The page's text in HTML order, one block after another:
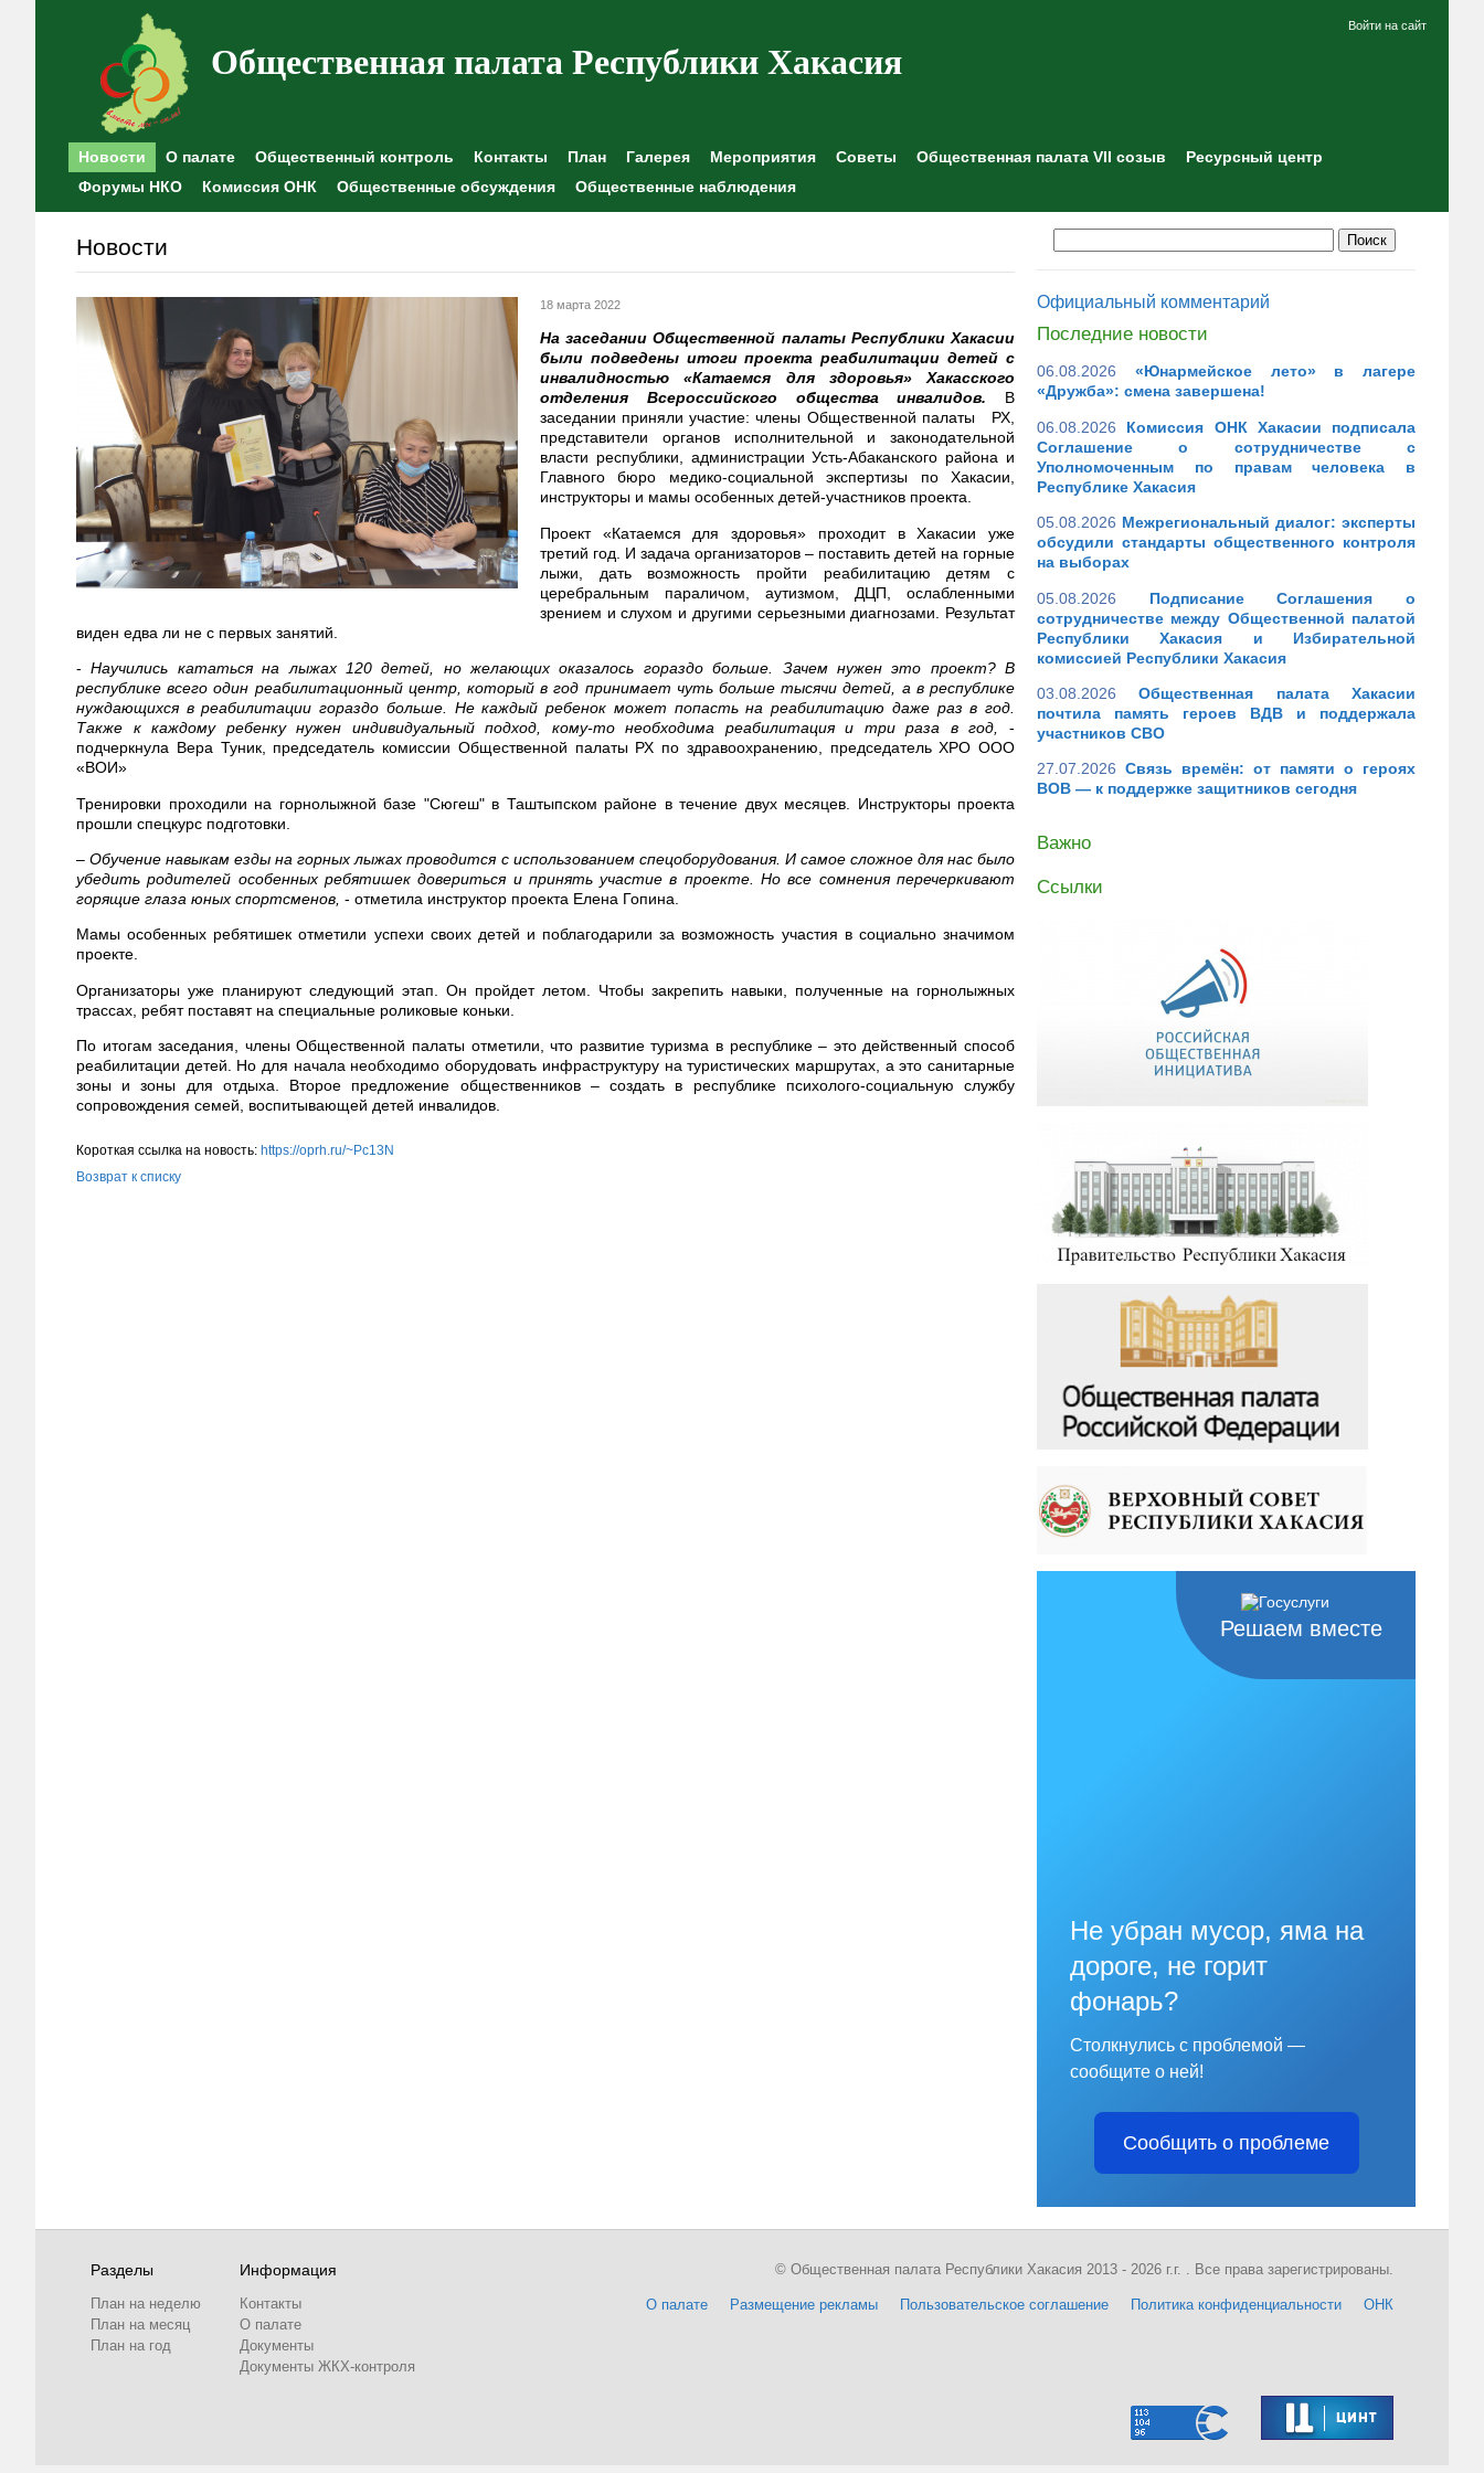
Общественная палата Республики Хакасия
Войти на сайт
Новости О палате Общественный контроль Контакты План Галерея Мероприятия Советы Общественная палата VII созыв
Ресурсный центр
Форумы НКО
Комиссия ОНК Общественные обсуждения Общественные наблюдения
Новости
18 марта 2022
На заседании Общественной палаты Республики Хакасии
были подведены итоги проекта реабилитации детей с
инвалидностью «Катаемся для здоровья» Хакасского
отделения Всероссийского общества инвалидов. В
заседании приняли участие: члены Общественной палаты РХ,
представители органов исполнительной и законодательной
власти республики, администрации Усть-Абаканского района и
Главного бюро медико-социальной экспертизы по Хакасии,
инструкторы и мамы особенных детей-участников проекта.
Проект «Катаемся для здоровья» проходит в Хакасии уже
третий год. И задача организаторов – поставить детей на горные
лыжи, дать возможность пройти реабилитацию детям с
церебральным параличом, аутизмом, ДЦП, ослабленными
зрением и слухом и другими серьезными диагнозами. Результат
виден едва ли не с первых занятий.
-Научились кататься на лыжах 120 детей, но желающих оказалось гораздо больше. Зачем нужен это проект? В
республике всего один реабилитационный центр, который в год принимает чуть больше тысячи детей, а в республике
нуждающихся в реабилитации гораздо больше. Не каждый ребенок может попасть на реабилитацию даже раз в год.
Также к каждому ребенку нужен индивидуальный подход, кому-то необходима реабилитация и три раза в год,
-
подчеркнула Вера Туник, председатель комиссии Общественной палаты РХ по здравоохранению, председатель ХРО ООО
«ВОИ»
Тренировки проходили на горнолыжной базе "Сюгеш" в Таштыпском районе в течение двух месяцев. Инструкторы проекта
прошли спецкурс подготовки.
–Обучение навыкам езды на горных лыжах проводится с использованием спецоборудования. И самое сложное для нас было
убедить родителей особенных ребятишек довериться и принять участие в проекте. Но все сомнения перечеркивают
горящие глаза юных спортсменов, - отметила инструктор проекта Елена Гопина.
Мамы особенных ребятишек отметили успехи своих детей и поблагодарили за возможность участия в социально значимом
проекте.
Организаторы уже планируют следующий этап. Он пройдет летом. Чтобы закрепить навыки, полученные на горнолыжных
трассах, ребят поставят на специальные роликовые коньки.
По итогам заседания, члены Общественной палаты отметили, что развитие туризма в республике – это действенный способ
реабилитации детей. Но для начала необходимо оборудовать инфраструктуру на туристических маршрутах, а это санитарные
зоны и зоны для отдыха. Второе предложение общественников – создать в республике психолого-социальную службу
сопровождения семей, воспитывающей детей инвалидов.
Короткая ссылка на новость: https://oprh.ru/~Pc13N
Возврат к списку
Официальный комментарий
Последние новости
06.08.2026
«Юнармейское лето» в лагере
«Дружба»: смена завершена!
06.08.2026
Комиссия ОНК Хакасии подписала
Соглашение о сотрудничестве с
Уполномоченным по правам человека в
Республике Хакасия
05.08.2026 Межрегиональный диалог: эксперты
обсудили стандарты общественного контроля
на выборах
05.08.2026
Подписание Соглашения о
сотрудничестве между Общественной палатой
Республики Хакасия и Избирательной
комиссией Республики Хакасия
03.08.2026
Общественная палата Хакасии
почтила память героев ВДВ и поддержала
участников СВО
27.07.2026 Связь времён: от памяти о героях
ВОВ — к поддержке защитников сегодня
Важно
Ссылки
Решаем вместе
Не убран мусор, яма на
дороге, не горит
фонарь?
Столкнулись с проблемой —
сообщите о ней!
Сообщить о проблеме
Разделы
План на неделю
План на месяц
План на год
Информация
Контакты
О палате
Документы
Документы ЖКХ-контроля
О палате Размещение рекламы Пользовательское соглашение Политика конфиденциальности ОНК
© Общественная палата Республики Хакасия 2013 - 2026 г.г. . Все права зарегистрированы.